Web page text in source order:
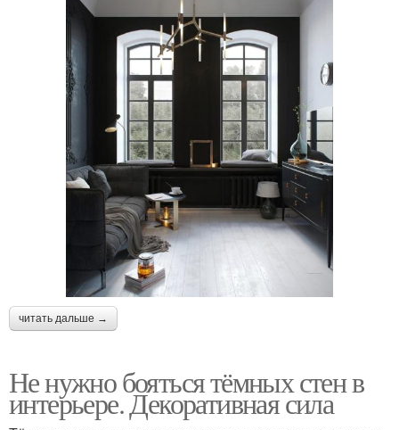
читать дальше →
Не нужно бояться тёмных стен в
интерьере. Декоративная сила